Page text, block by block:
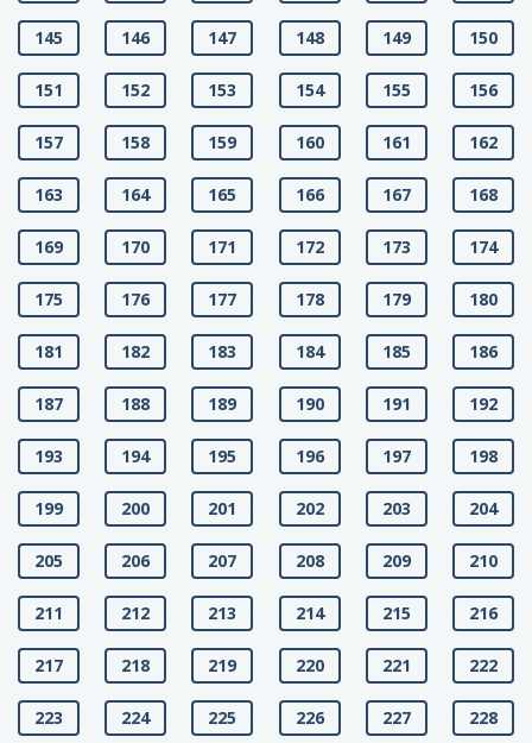
145 146 147 148 149 150
151 152 153 154 155 156
157 158 159 160 161 162
163 164 165 166 167 168
169 170 171 172 173 174
175 176 177 178 179 180
181 182 183 184 185 186
187 188 189 190 191 192
193 194 195 196 197 198
199 200 201 202 203 204
205 206 207 208 209 210
211 212 213 214 215 216
217 218 219 220 221 222
223 224 225 226 227 228